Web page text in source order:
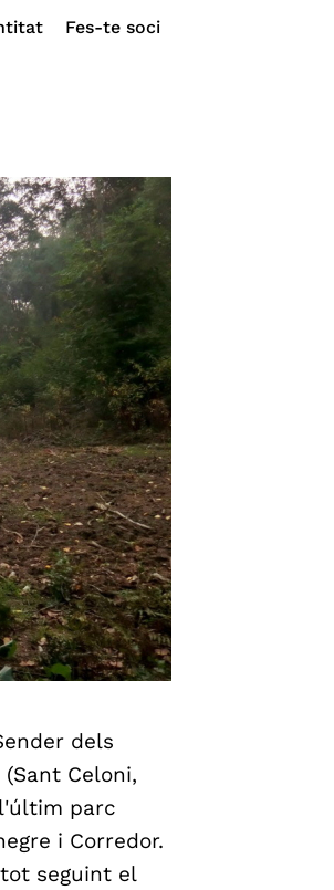
Fes-te soci
dels
Celoni,
parc
i Corredor.
seguint el